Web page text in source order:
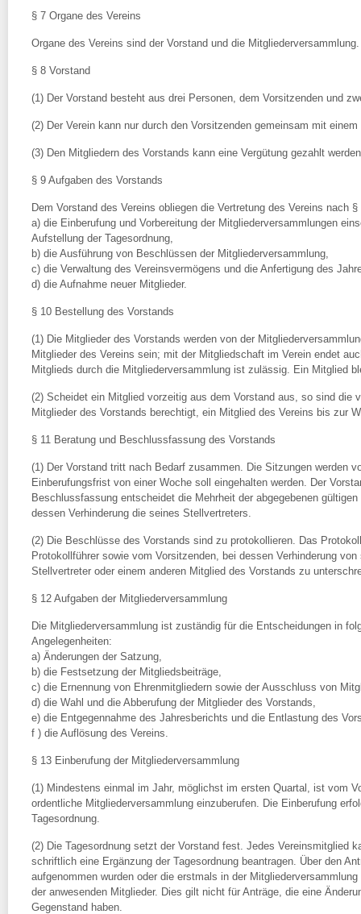
§ 7 Organe des Vereins
Organe des Vereins sind der Vorstand und die Mitgliederversammlung.
§ 8 Vorstand
(1) Der Vorstand besteht aus drei Personen, dem Vorsitzenden und
(2) Der Verein kann nur durch den Vorsitzenden gemeinsam mit
(3) Den Mitgliedern des Vorstands kann eine Vergütung gezahlt
§ 9 Aufgaben des Vorstands
Dem Vorstand des Vereins obliegen die Vertretung des Vereins nach
a) die Einberufung und Vorbereitung der Mitgliederversammlungen
Aufstellung der Tagesordnung,
b) die Ausführung von Beschlüssen der Mitgliederversammlung,
c) die Verwaltung des Vereinsvermögens und die Anfertigung des
d) die Aufnahme neuer Mitglieder.
§ 10 Bestellung des Vorstands
(1) Die Mitglieder des Vorstands werden von der
Mitglieder des Vereins sein; mit der Mitgliedschaft im Verein endet
Mitglieds durch die Mitgliederversammlung ist zulässig. Ein Mitglied
(2) Scheidet ein Mitglied vorzeitig aus dem Vorstand aus, so sind die
Mitglieder des Vorstands berechtigt, ein Mitglied des Vereins bis zur
§ 11 Beratung und Beschlussfassung des Vorstands
(1) Der Vorstand tritt nach Bedarf zusammen. Die Sitzungen werden
Einberufungsfrist von einer Woche soll eingehalten werden. Der
Beschlussfassung entscheidet die Mehrheit der abgegebenen
dessen Verhinderung die seines Stellvertreters.
(2) Die Beschlüsse des Vorstands sind zu protokollieren. Das
Protokollführer sowie vom Vorsitzenden, bei dessen Verhinderung von
Stellvertreter oder einem anderen Mitglied des Vorstands zu
§ 12 Aufgaben der Mitgliederversammlung
Die Mitgliederversammlung ist zuständig für die Entscheidungen in
Angelegenheiten:
a) Änderungen der Satzung,
b) die Festsetzung der Mitgliedsbeiträge,
c) die Ernennung von Ehrenmitgliedern sowie der Ausschluss von
d) die Wahl und die Abberufung der Mitglieder des Vorstands,
e) die Entgegennahme des Jahresberichts und die Entlastung des
f ) die Auflösung des Vereins.
§ 13 Einberufung der Mitgliederversammlung
(1) Mindestens einmal im Jahr, möglichst im ersten Quartal, ist vom
ordentliche Mitgliederversammlung einzuberufen. Die Einberufung
Tagesordnung.
(2) Die Tagesordnung setzt der Vorstand fest. Jedes Vereinsmitglied
schriftlich eine Ergänzung der Tagesordnung beantragen. Über den
aufgenommen wurden oder die erstmals in der
der anwesenden Mitglieder. Dies gilt nicht für Anträge, die eine
Gegenstand haben.